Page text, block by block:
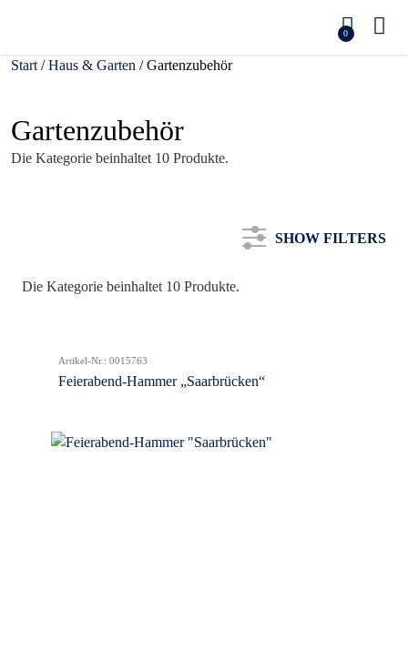
0
Start /Haus & Garten / Gartenzubehör
Gartenzubehör
Die Kategorie beinhaltet 10 Produkte.
SHOW FILTERS
Farbe
Die Kategorie beinhaltet 10 Produkte.
Artikel-Nr.: 0015763
Feierabend-Hammer „Saarbrücken“